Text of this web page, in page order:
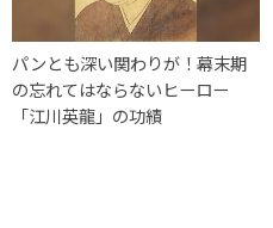
パンとも深い関わりが！幕末期
の忘れてはならないヒーロー
「江川英龍」の功績